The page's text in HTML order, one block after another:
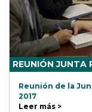
REUNIÓN JUNTA
Reunión de la
2017
Leer más >